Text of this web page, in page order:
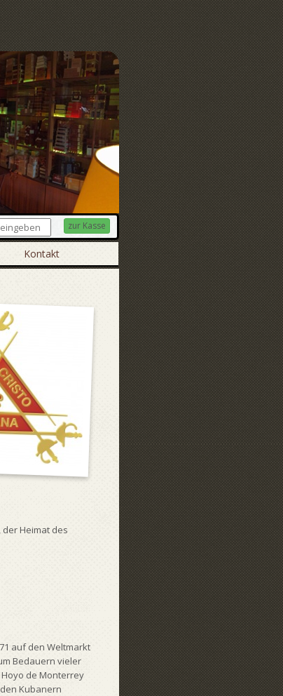
zur Kasse
Kontakt
Heimat des
auf den Weltmarkt
Bedauern vieler
de Monterrey
Kubanern